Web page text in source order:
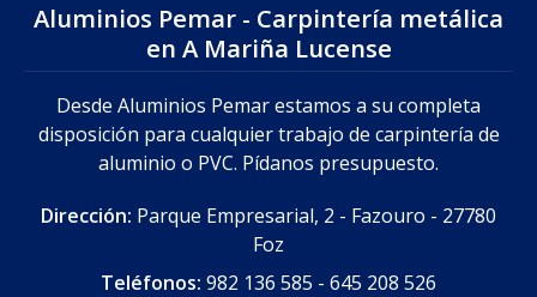
Aluminios Pemar - Carpintería metálica
en A Mariña Lucense
Desde Aluminios Pemar estamos a su completa
disposición para cualquier trabajo de carpintería de
aluminio o PVC. Pídanos presupuesto.
Dirección: Parque Empresarial, 2 - Fazouro - 27780
Foz
Teléfonos: 982 136 585 - 645 208 526